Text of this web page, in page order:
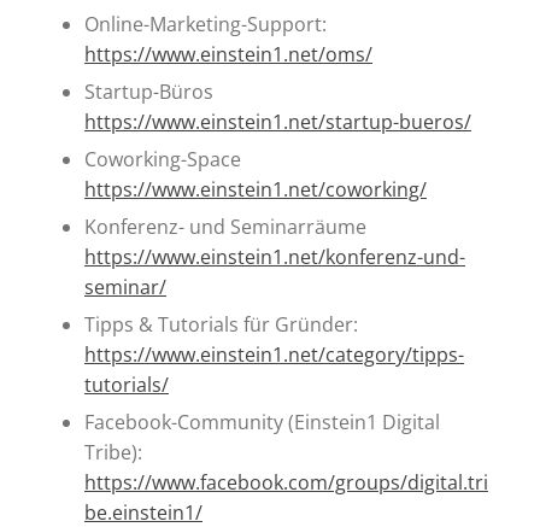
Online-Marketing-Support:
https://www.einstein1.net/oms/
Startup-Büros
https://www.einstein1.net/startup-bueros/
Coworking-Space
https://www.einstein1.net/coworking/
Konferenz- und Seminarräume
https://www.einstein1.net/konferenz-und-
seminar/
Tipps & Tutorials für Gründer:
https://www.einstein1.net/category/tipps-
tutorials/
Facebook-Community (Einstein1 Digital
Tribe):
https://www.facebook.com/groups/digital.tri
be.einstein1/